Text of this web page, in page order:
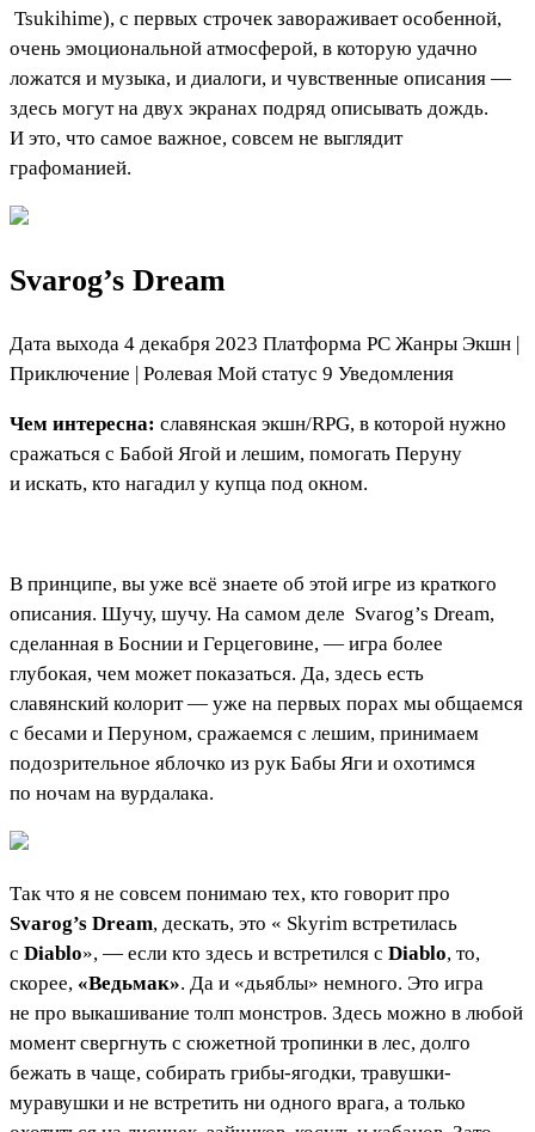
Tsukihime), с первых строчек завораживает особенной,
очень эмоциональной атмосферой, в которую удачно
ложатся и музыка, и диалоги, и чувственные описания —
здесь могут на двух экранах подряд описывать дождь.
И это, что самое важное, совсем не выглядит
графоманией.
Svarog’s Dream
Дата выхода 4 декабря 2023 Платформа PC Жанры Экшн |
Приключение | Ролевая Мой статус 9 Уведомления
Чем интересна: славянская экшн/RPG, в которой нужно
сражаться с Бабой Ягой и лешим, помогать Перуну
и искать, кто нагадил у купца под окном.
В принципе, вы уже всё знаете об этой игре из краткого
описания. Шучу, шучу. На самом деле Svarog’s Dream,
сделанная в Боснии и Герцеговине, — игра более
глубокая, чем может показаться. Да, здесь есть
славянский колорит — уже на первых порах мы общаемся
с бесами и Перуном, сражаемся с лешим, принимаем
подозрительное яблочко из рук Бабы Яги и охотимся
по ночам на вурдалака.
Так что я не совсем понимаю тех, кто говорит про
Svarog’s Dream, дескать, это « Skyrim встретилась
с Diablo», — если кто здесь и встретился с Diablo, то,
скорее, «Ведьмак». Да и «дьяблы» немного. Это игра
не про выкашивание толп монстров. Здесь можно в любой
момент свергнуть с сюжетной тропинки в лес, долго
бежать в чаще, собирать грибы-ягодки, травушки-
муравушки и не встретить ни одного врага, а только